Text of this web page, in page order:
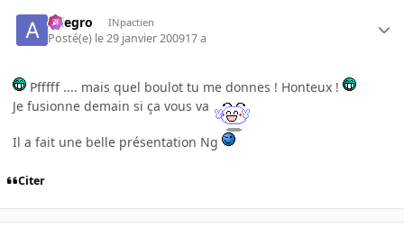
Allegro INpactien
Posté(e) le 29 janvier 200917 a
Pfffff .... mais quel boulot tu me donnes ! Honteux !
Je fusionne demain si ça vous va
Il a fait une belle présentation Ng
Citer